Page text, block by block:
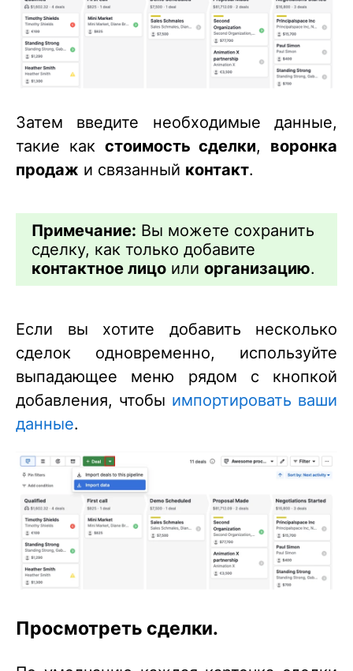
Затем введите необходимые данные,
такие как стоимость сделки, воронка
продаж и связанный контакт.
Примечание: Вы можете сохранить
сделку, как только добавите
контактное лицо или организацию.
Если вы хотите добавить несколько
сделок одновременно, используйте
выпадающее меню рядом с кнопкой
добавления, чтобы импортировать ваши
данные.
Просмотреть сделки.